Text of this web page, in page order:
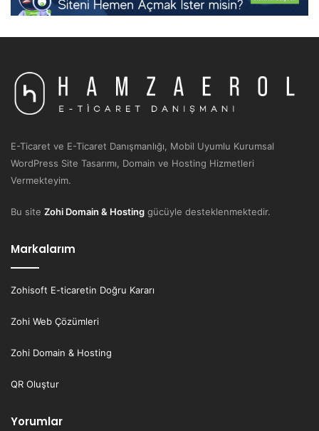
E-Ticaret ve E-Ticaret Danışmanlığı, Mobil Uyumlu Kurumsal
WordPress Site Tasarımı, Domain ve Hosting Hizmetleri
Vermekteyim.
Bu site Zohi Domain & Hosting gücüyle desteklenmektedir.
Markalarım
Zohisoft E-ticaretin Doğru Kararı
Zohi Web Çözümleri
Zohi Domain & Hosting
QR Oluştur
Yorumlar